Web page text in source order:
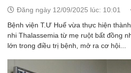
Đăng ngày 12/09/2025 lúc: 10:01
Bệnh viện T.Ư Huế vừa thực hiện
nhi Thalassemia từ mẹ ruột bất đồng
lớn trong điều trị bệnh, mở ra cơ hội...